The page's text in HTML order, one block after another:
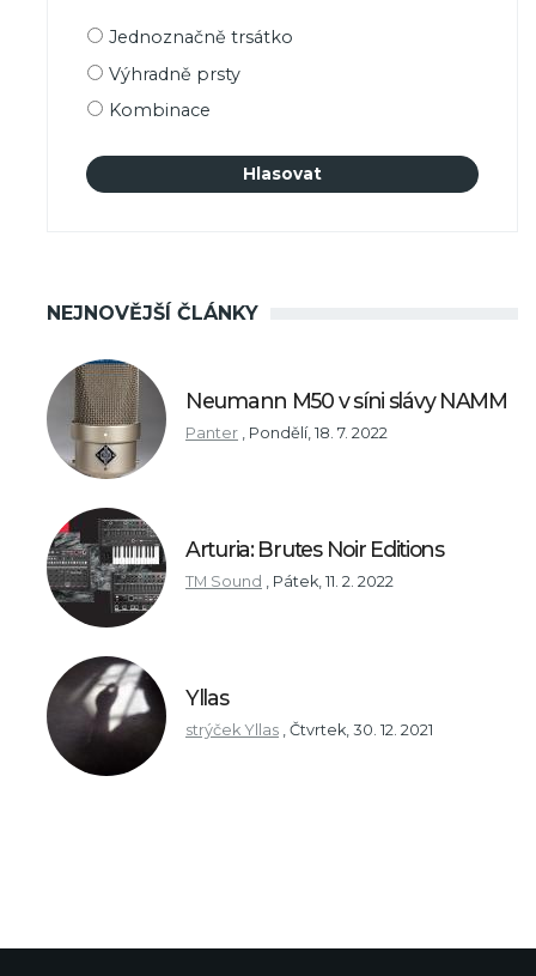
Možnosti
Jednoznačně trsátko
Výhradně prsty
Kombinace
NEJNOVĚJŠÍ ČLÁNKY
Neumann M50 v síni slávy NAMM
Panter Pondělí, 18. 7. 2022
Arturia: Brutes Noir Editions
TM Sound Pátek, 11. 2. 2022
Yllas
strýček Yllas Čtvrtek, 30. 12. 2021